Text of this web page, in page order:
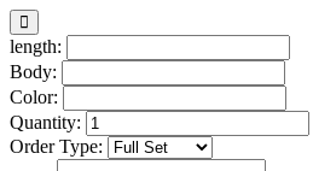
length:
Body:
Color:
Quantity:
Order Type: